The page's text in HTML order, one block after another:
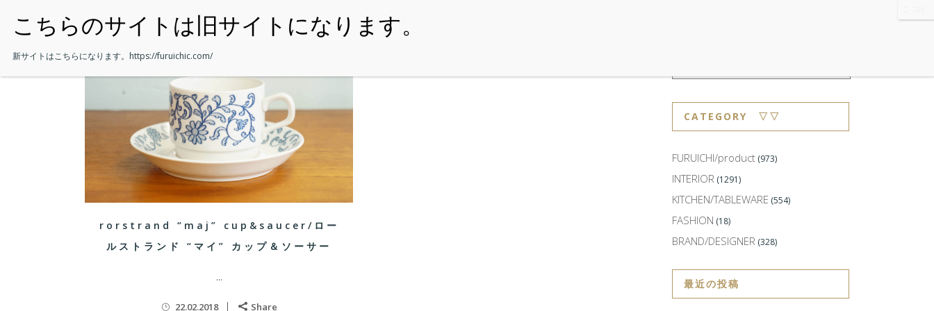
・HOME ・ITEM ・SHOPPING-GUIDE
rorstrand “maj” cup&saucer/ロー
ルストランド “マイ” カップ＆ソーサー
...
22.02.2018 Share
CATEGORY ▽▽
FURUICHI/product (973)
INTERIOR (1291)
KITCHEN/TABLEWARE (554)
FASHION (18)
BRAND/DESIGNER (328)
最近の投稿
新サイトはこちらになります。 https://furuichic.com/